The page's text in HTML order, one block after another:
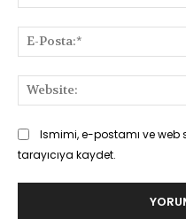
Ismimi, e-postamı ve web
tarayıcıya kaydet.